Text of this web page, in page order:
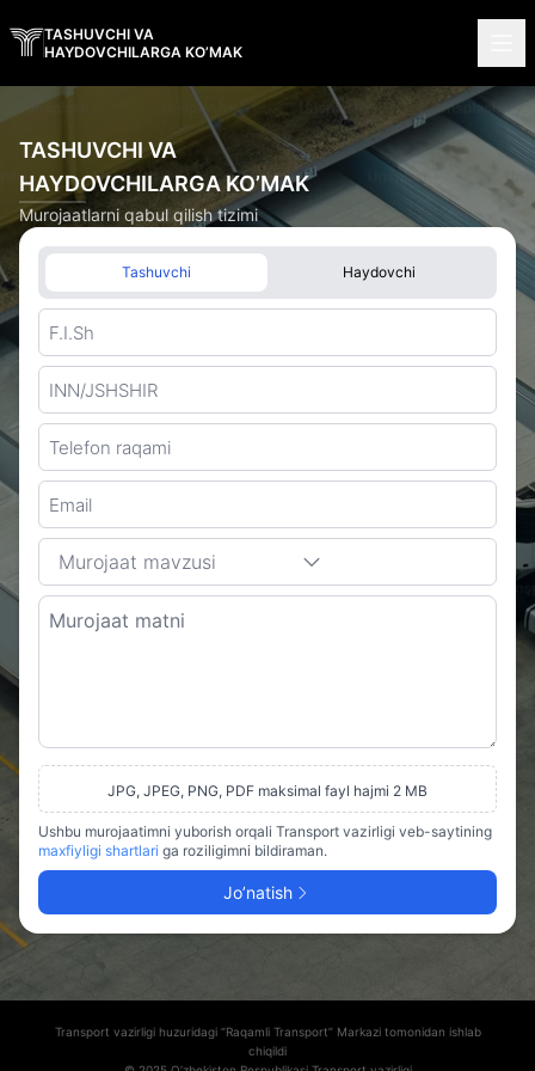
TASHUVCHI VA
HAYDOVCHILARGA KO’MAK
TASHUVCHI VA
HAYDOVCHILARGAKO’MAK
Murojaatlarni qabul qilish tizimi
Tashuvchi Haydovchi
Murojaat mavzusi
JPG, JPEG, PNG, PDF maksimal fayl hajmi 2 MB
Ushbu murojaatimni yuborish orqali Transport vazirligi veb-saytining
maxfiyligi shartlari ga roziligimni bildiraman.
Jo’natish
Transport vazirligi huzuridagi “Raqamli Transport” Markazi tomonidan ishlab
chiqildi